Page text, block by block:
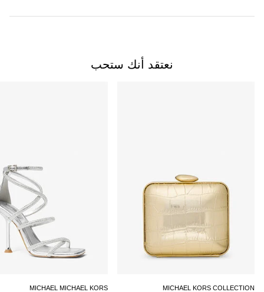
نعتقد أنك ستحب
MICHAEL MICHAEL KORS MICHAEL KORS COLLECTION